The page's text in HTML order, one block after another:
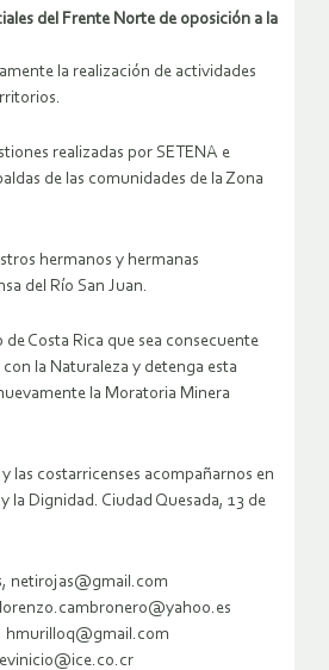
del Frente Norte de oposición a la
la realización de actividades
realizadas por SETENA e
de las comunidades de la Zona
hermanos y hermanas
del Río San Juan.
Costa Rica que sea consecuente
la Naturaleza y detenga esta
la Moratoria Minera
las costarricenses acompañarnos en
la Dignidad. Ciudad Quesada, 13 de
netirojas@gmail.com
hmurilloq@gmail.com